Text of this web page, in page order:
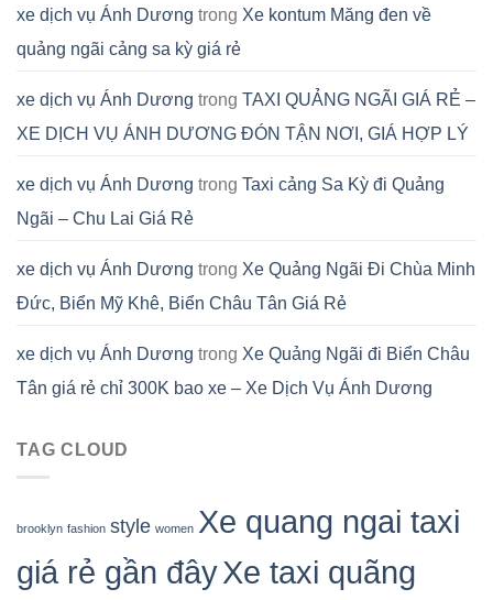
xe dịch vụ Ánh Dương trong Xe kontum Măng đen về
quảng ngãi cảng sa kỳ giá rẻ
xe dịch vụ Ánh Dương trong TAXI QUẢNG NGÃI GIÁ RẺ –
XE DỊCH VỤ ÁNH DƯƠNG ĐÓN TẬN NƠI, GIÁ HỢP LÝ
xe dịch vụ Ánh Dương trong Taxi cảng Sa Kỳ đi Quảng
Ngãi – Chu Lai Giá Rẻ
xe dịch vụ Ánh Dương trong Xe Quảng Ngãi Đi Chùa Minh
Đức, Biển Mỹ Khê, Biển Châu Tân Giá Rẻ
xe dịch vụ Ánh Dương trong Xe Quảng Ngãi đi Biển Châu
Tân giá rẻ chỉ 300K bao xe – Xe Dịch Vụ Ánh Dương
TAG CLOUD
brooklyn fashion style women Xe quang ngai taxi
giá rẻ gần đâyXe taxi quãng